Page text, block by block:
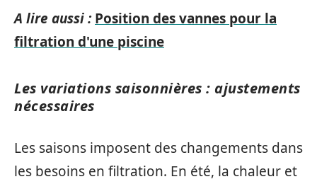
A lire aussi : Position des vannes pour la
filtration d'une piscine
Les variations saisonnières : ajustements
nécessaires
Les saisons imposent des changements dans
les besoins en filtration. En été, la chaleur et